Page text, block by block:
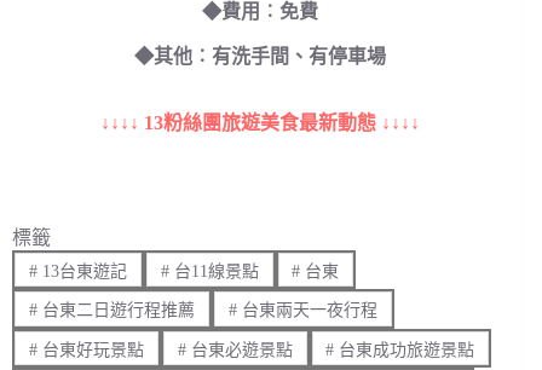
◆費用︰免費
◆其他︰有洗手間、有停車場
↓↓↓↓ 13粉絲團旅遊美食最新動態 ↓↓↓↓
標籤
#13台東遊記 #台11線景點 # 台東
#台東二日遊行程推薦 #台東兩天一夜行程
#台東好玩景點 #台東必遊景點 # 台東成功旅遊景點